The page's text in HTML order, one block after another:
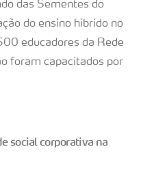
das Sementes do
do ensino híbrido no
educadores da Rede
foram capacitados por
social corporativa na